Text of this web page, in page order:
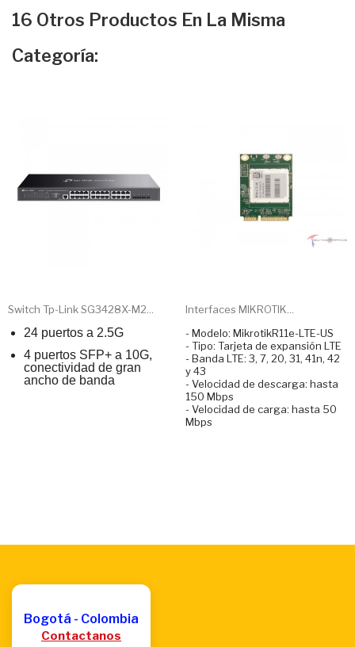
16 Otros Productos En La Misma
Categoría:
Switch Tp-Link SG3428X-M2...
24 puertos a 2.5G
4 puertos SFP+ a 10G,
conectividad de gran
ancho de banda
Interfaces MIKROTIK...
- Modelo: MikrotikR11e-LTE-US
- Tipo: Tarjeta de expansión LTE
- Banda LTE: 3, 7, 20, 31, 41n, 42
y 43
- Velocidad de descarga: hasta
150 Mbps
- Velocidad de carga: hasta 50
Mbps
Bogotá - Colombia
Contactanos